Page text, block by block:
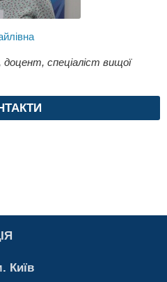
доцент, спеціаліст вищої
Київ